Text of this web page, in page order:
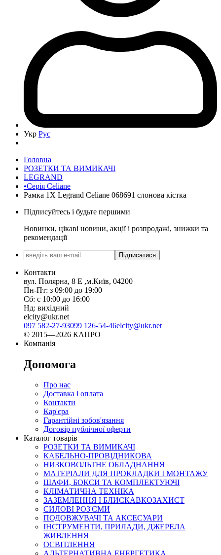
Укр Рус
Головна
РОЗЕТКИ ТА ВИМИКАЧІ
LEGRAND
•Серія Celiane
Рамка 1Х Legrand Celiane 068691 слонова кістка
Підписуйтесь і будьте першими
Новинки, цікаві новини, акції і розпродажі, знижки та
рекомендації
Підписатися
Контакти
вул. Полярна, 8 Е ,м.Київ, 04200
Пн-Пт: з 09:00 до 19:00
Сб: с 10:00 до 16:00
Нд: вихідний
elcity@ukr.net
097 582-27-93099 126-54-46elcity@ukr.net
© 2015—2026 КАПРО
Компанія
Допомога
Про нас
Доставка і оплата
Контакти
Кар'єра
Гарантійні зобов'язання
Договір публічної оферти
Каталог товарів
РОЗЕТКИ ТА ВИМИКАЧІ
КАБЕЛЬНО-ПРОВІДНИКОВА
НИЗКОВОЛЬТНЕ ОБЛАДНАННЯ
МАТЕРІАЛИ ДЛЯ ПРОКЛАДКИ І МОНТАЖУ
ШАФИ, БОКСИ ТА КОМПЛЕКТУЮЧІ
КЛІМАТИЧНА ТЕХНІКА
ЗАЗЕМЛЕННЯ І БЛИСКАВКОЗАХИСТ
СИЛОВІ РОЗ'ЄМИ
ПОДОВЖУВАЧІ ТА АКСЕСУАРИ
ІНСТРУМЕНТИ, ПРИЛАДИ, ДЖЕРЕЛА
ЖИВЛЕННЯ
ОСВІТЛЕННЯ